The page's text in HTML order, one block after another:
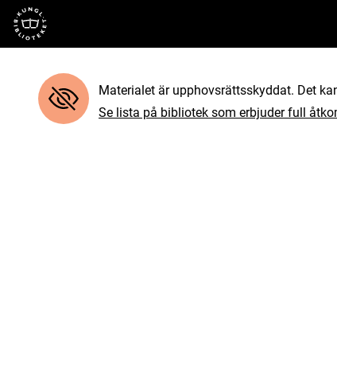
Till startsidan
Materialet är upphovsrättsskyddat. Det
Se lista på bibliotek som erbjuder full